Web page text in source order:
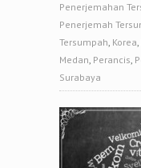
Penerjemahan
Penerjemah
Tersumpah, Korea,
Medan, Perancis,
Surabaya